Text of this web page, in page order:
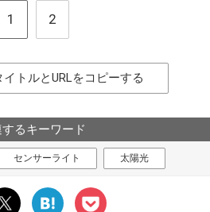
1 2
トルとURLをコピーする
するキーワード
センサーライト 太陽光